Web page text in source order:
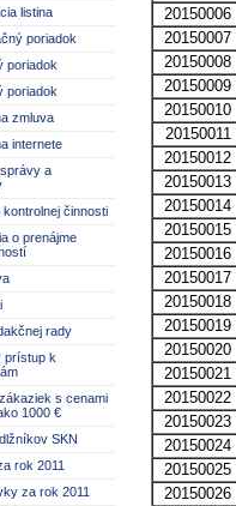
20150006
20150007
20150008
20150009
20150010
20150011
20150012
20150013
20150014
20150015
20150016
20150017
20150018
20150019
20150020
20150021
20150022
20150023
20150024
20150025
20150026
listina
poriadok
poriadok
poriadok
zmluva
internete
a
kontrolnej činnosti
o prenájme
rady
prístup k
s cenami
1000 €
SKN
rok 2011
za rok 2011